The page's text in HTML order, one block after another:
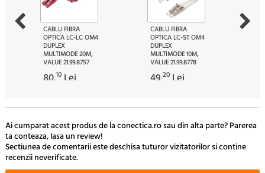
CABLU FIBRA
OPTICA LC-LC OM4
DUPLEX
MULTIMODE 20M,
VALUE 21.99.8757
80.10 Lei
CABLU FIBRA
OPTICA LC-ST OM4
DUPLEX
MULTIMODE 10M,
VALUE 21.99.8778
49.20 Lei
Ai cumparat acest produs de la conectica.ro sau din alta parte? Parerea
ta conteaza, lasa un review!
Sectiunea de comentarii este deschisa tuturor vizitatorilor si contine
recenzii neverificate.